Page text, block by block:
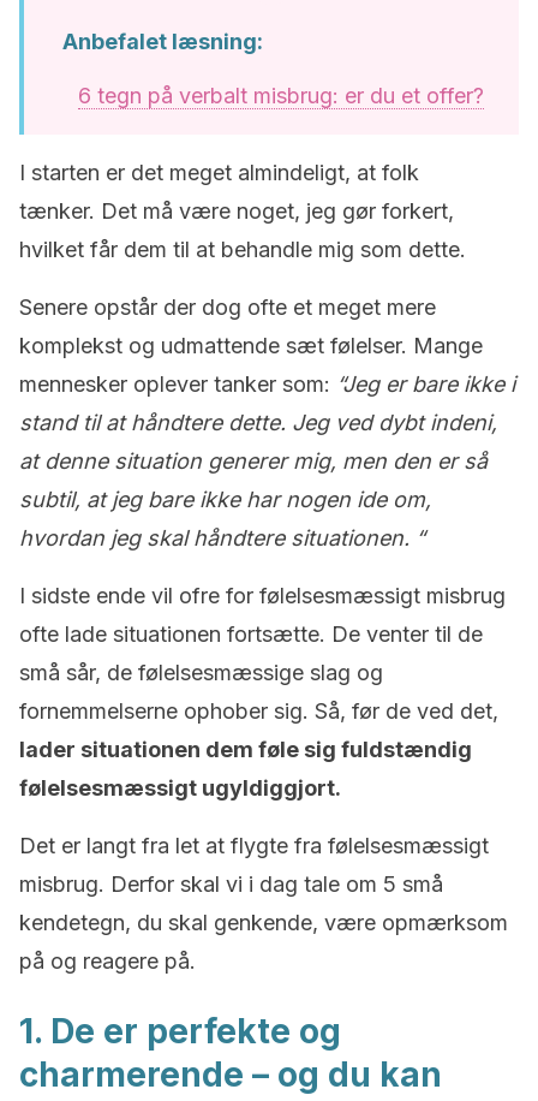
Anbefalet læsning:
6 tegn på verbalt misbrug: er du et offer?
I starten er det meget almindeligt, at folk
tænker. Det må være noget, jeg gør forkert,
hvilket får dem til at behandle mig som dette.
Senere opstår der dog ofte et meget mere
komplekst og udmattende sæt følelser. Mange
mennesker oplever tanker som: “Jeg er bare ikke i
stand til at håndtere dette. Jeg ved dybt indeni,
at denne situation generer mig, men den er så
subtil, at jeg bare ikke har nogen ide om,
hvordan jeg skal håndtere situationen. “
I sidste ende vil ofre for følelsesmæssigt misbrug
ofte lade situationen fortsætte. De venter til de
små sår, de følelsesmæssige slag og
fornemmelserne ophober sig. Så, før de ved det,
lader situationen dem føle sig fuldstændig
følelsesmæssigt ugyldiggjort.
Det er langt fra let at flygte fra følelsesmæssigt
misbrug. Derfor skal vi i dag tale om 5 små
kendetegn, du skal genkende, være opmærksom
på og reagere på.
1. De er perfekte og
charmerende – og du kan